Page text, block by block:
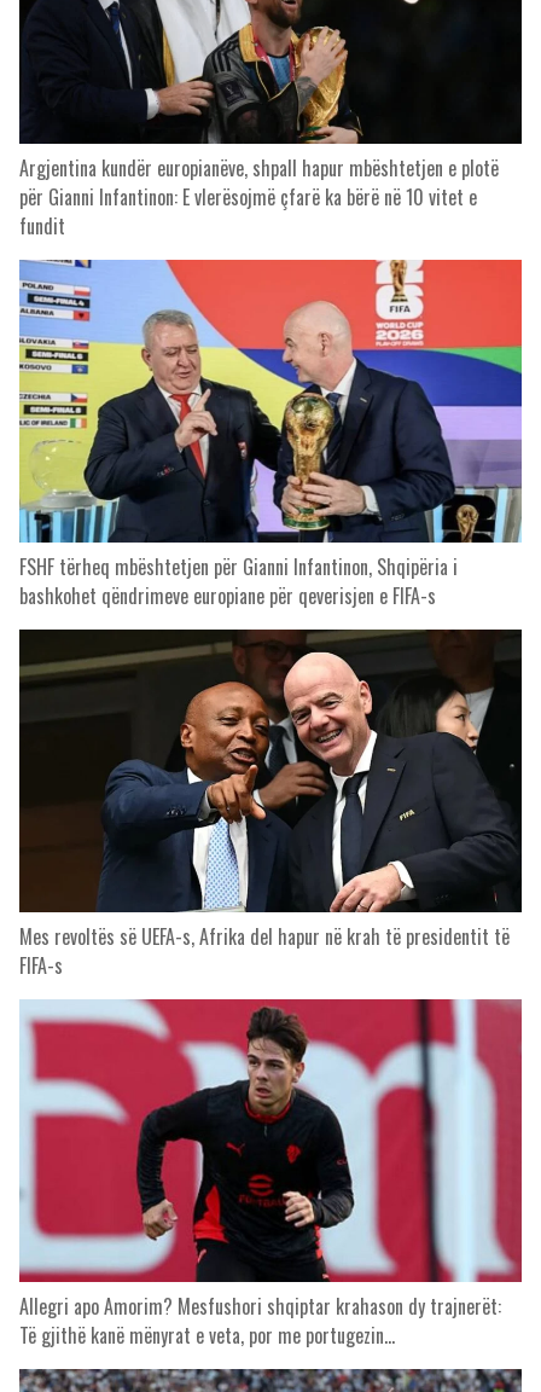
Argjentina kundër europianëve, shpall hapur mbështetjen e plotë
për Gianni Infantinon: E vlerësojmë çfarë ka bërë në 10 vitet e
fundit
FSHF tërheq mbështetjen për Gianni Infantinon, Shqipëria i
bashkohet qëndrimeve europiane për qeverisjen e FIFA-s
Mes revoltës së UEFA-s, Afrika del hapur në krah të presidentit të
FIFA-s
Allegri apo Amorim? Mesfushori shqiptar krahason dy trajnerët:
Të gjithë kanë mënyrat e veta, por me portugezin…